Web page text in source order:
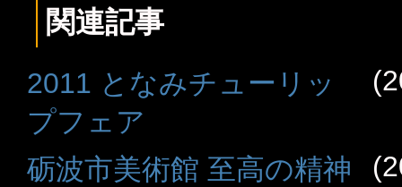
関連記事
2011 となみチューリッ
プフェア
砺波市美術館 至高の精神